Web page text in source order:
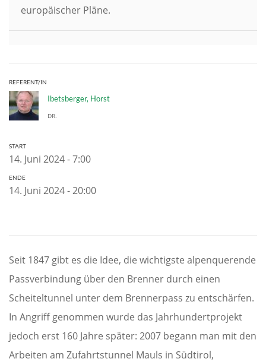
europäischer Pläne.
REFERENT/IN
Ibetsberger, Horst
DR.
START
14. Juni 2024 - 7:00
ENDE
14. Juni 2024 - 20:00
Seit 1847 gibt es die Idee, die wichtigste alpenquerende
Passverbindung über den Brenner durch einen
Scheiteltunnel unter dem Brennerpass zu entschärfen.
In Angriff genommen wurde das Jahrhundertprojekt
jedoch erst 160 Jahre später: 2007 begann man mit den
Arbeiten am Zufahrtstunnel Mauls in Südtirol,